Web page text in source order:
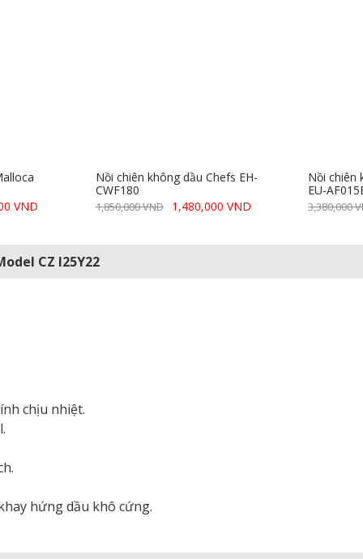
VND
Nồi chiên không dầu Chefs EH-
CWF180
1,850,000 VND 1,480,000 VND
Nồi chiên
EU-
3,380,000
CZ I25Y22
chịu nhiệt.
hứng dầu khô cứng.